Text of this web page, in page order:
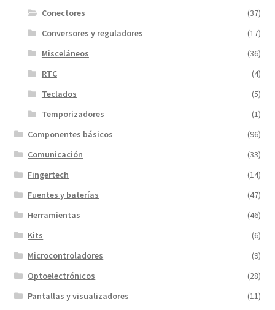
Conectores
(37)
Conversores y reguladores
(17)
Misceláneos
(36)
RTC
(4)
Teclados
(5)
Temporizadores
(1)
Componentes básicos
(96)
Comunicación
(33)
Fingertech
(14)
Fuentes y baterías
(47)
Herramientas
(46)
Kits
(6)
Microcontroladores
(9)
Optoelectrónicos
(28)
Pantallas y visualizadores
(11)